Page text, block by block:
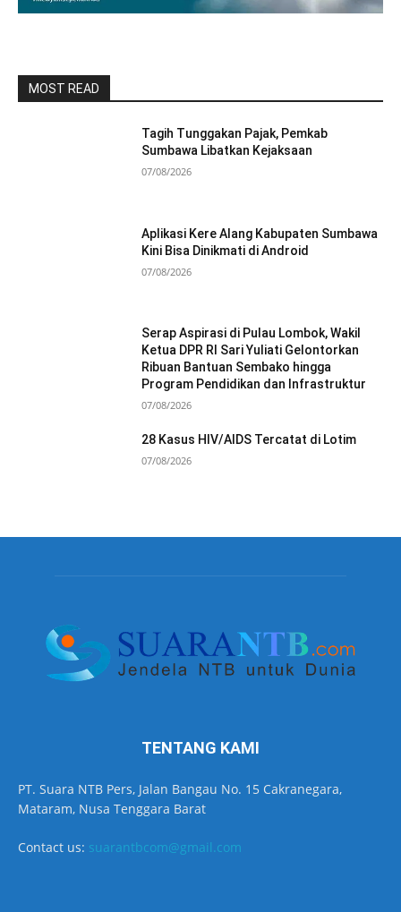
MOST READ
Tagih Tunggakan Pajak, Pemkab
Sumbawa Libatkan Kejaksaan
07/08/2026
Aplikasi Kere Alang Kabupaten Sumbawa
Kini Bisa Dinikmati di Android
07/08/2026
Serap Aspirasi di Pulau Lombok, Wakil
Ketua DPR RI Sari Yuliati Gelontorkan
Ribuan Bantuan Sembako hingga
Program Pendidikan dan Infrastruktur
07/08/2026
28 Kasus HIV/AIDS Tercatat di Lotim
07/08/2026
TENTANG KAMI
PT. Suara NTB Pers, Jalan Bangau No. 15 Cakranegara,
Mataram, Nusa Tenggara Barat
Contact us: suarantbcom@gmail.com